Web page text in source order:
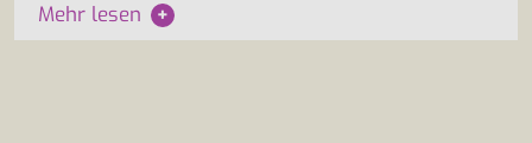
Mehr lesen +